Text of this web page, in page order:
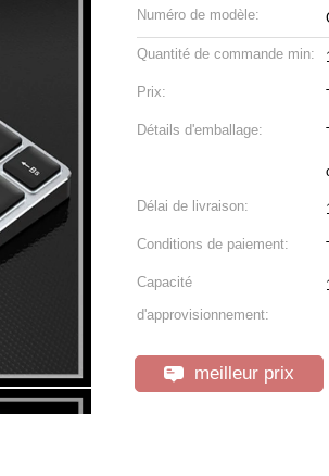
Numéro de modèle:
Quantité de commande min:
Prix:
Détails d'emballage:
Délai de livraison:
Conditions de paiement:
Capacité
d'approvisionnement:
meilleur prix